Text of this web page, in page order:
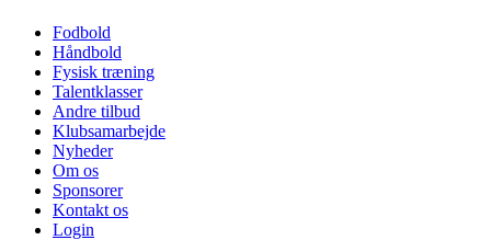
Fodbold
Håndbold
Fysisk træning
Talentklasser
Andre tilbud
Klubsamarbejde
Nyheder
Om os
Sponsorer
Kontakt os
Login